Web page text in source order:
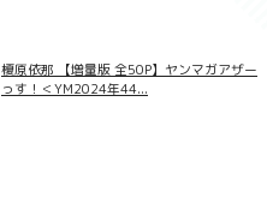
榎原依那 【増量版 全50P】ヤンマガアザー
っす！＜YM2024年44...